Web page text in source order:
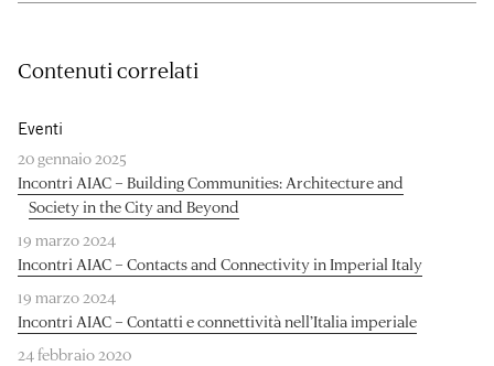
Contenuti correlati
Eventi
20 gennaio 2025
Incontri AIAC – Building Communities: Architecture and
Society in the City and Beyond
19 marzo 2024
Incontri AIAC – Contacts and Connectivity in Imperial Italy
19 marzo 2024
Incontri AIAC – Contatti e connettività nell’Italia imperiale
24 febbraio 2020